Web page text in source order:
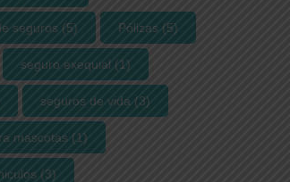
seguros (5) Pólizas (5)
seguro exequial (1)
seguros de vida (3)
mascotas (1)
(3)